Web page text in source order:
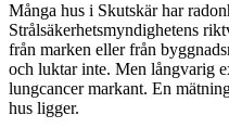
Många hus i Skutskär har
Strålsäkerhetsmyndighetens
från marken eller från
och luktar inte. Men långvarig
lungcancer markant. En
hus ligger.